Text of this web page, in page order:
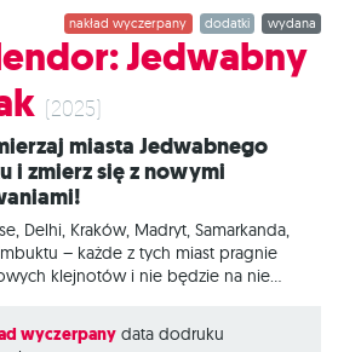
Wyprawy to rozszerzenie
aż trzy nowe moduły, które
dowolnie łączyć z grą podstawową i
dodatkami. Wśród 55 przepięknie
kart znajdziesz specjalne jaskinie,
punktów zapewniają też ciekawe
także nowe i rzadkie karty, które możesz
do swojej talii. Oprócz tego czeka na
gry solo, w którym zmierzysz się z
wydana
dodatki
nakład wyczerpany
Jedwabny
(2025)
i zmierz się z nowymi
Delhi, Kraków, Madryt, Samarkanda,
– każde z tych miast pragnie
klejnotów i nie będzie na nie
między imperiami, więc każda gildia
wyczerpany data dodruku